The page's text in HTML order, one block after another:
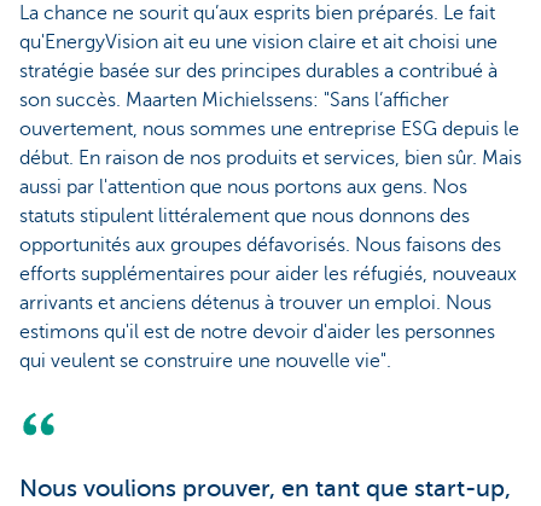
La chance ne sourit qu’aux esprits bien préparés. Le fait
qu'EnergyVision ait eu une vision claire et ait choisi une
stratégie basée sur des principes durables a contribué à
son succès. Maarten Michielssens: "Sans l’afficher
ouvertement, nous sommes une entreprise ESG depuis le
début. En raison de nos produits et services, bien sûr. Mais
aussi par l'attention que nous portons aux gens. Nos
statuts stipulent littéralement que nous donnons des
opportunités aux groupes défavorisés. Nous faisons des
efforts supplémentaires pour aider les réfugiés, nouveaux
arrivants et anciens détenus à trouver un emploi. Nous
estimons qu'il est de notre devoir d'aider les personnes
qui veulent se construire une nouvelle vie".
Nous voulions prouver, en tant que start-up,